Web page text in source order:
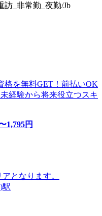
訪_非常勤_夜勤/Jb
格を無料GET！前払いOK
経験から将来役立つスキ
1,795円
となります。
駅